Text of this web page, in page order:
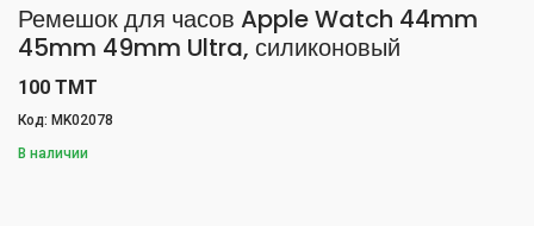
Ремешок для часов Apple Watch 44mm
45mm 49mm Ultra, силиконовый
100 TMT
Код: MK02078
В наличии